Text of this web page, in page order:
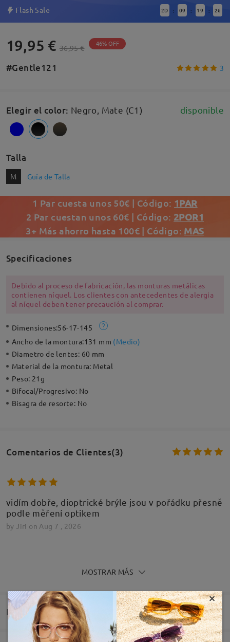
Flash Sale 2D : 09 : 19 : 25
19,95 € 36,95 € 46% OFF
#Gentle121 3
Elegir el color: Negro, Mate (C1) disponible
Talla
M Guía de Talla
1 Par cuesta unos 50€ | Código: 1PAR
2 Par cuestan unos 60€ | Código: 2POR1
3+ Más ahorro hasta 100€ | Código: MAS
Specificaciones
Debido al proceso de fabricación, las monturas metálicas
contienen níquel. Los clientes con antecedentes de alergia
al níquel deben tener precaución al comprar.
Dimensiones:56-17-145
Ancho de la montura:131 mm (Medio)
Diametro de lentes: 60 mm
Material de la montura: Metal
Peso: 21g
Bifocal/Progresivo: No
Bisagra de resorte: No
Comentarios de Clientes(3)
vidím dobře, dioptrické brýle jsou v pořádku přesně
podle měření optikem
by Jiri on Aug 7 , 2026
montatura belle le lenti foto cromatiche sono
soddisfatto su quattro occhiali che ho ordinato solo
con uno sono soddisfatto
Juri VetrarionJul 18 , 2026
MOSTRAR MÁS
Entrega
×